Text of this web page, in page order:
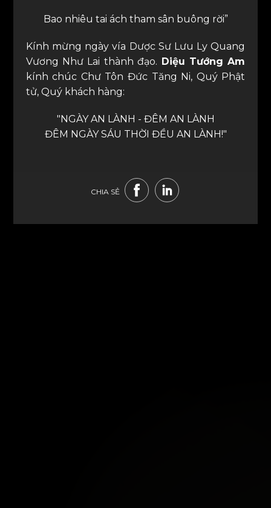
Bao nhiêu tai ách tham sân buông rời”
Kính mừng ngày vía Dược Sư Lưu Ly Quang
Vương Như Lai thành đạo. Diệu Tướng Am
kính chúc Chư Tôn Đức Tăng Ni, Quý Phật
tử, Quý khách hàng:
"NGÀY AN LÀNH - ĐÊM AN LÀNH
ĐÊM NGÀY SÁU THỜI ĐỀU AN LÀNH!"
CHIA SẺ